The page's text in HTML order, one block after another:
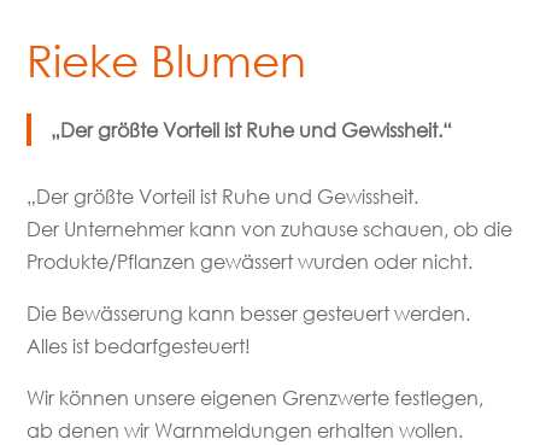
Rieke Blumen
„Der größte Vorteil ist Ruhe und Gewissheit.“
„Der größte Vorteil ist Ruhe und Gewissheit.
Der Unternehmer kann von zuhause schauen, ob die
Produkte/Pflanzen gewässert wurden oder nicht.
Die Bewässerung kann besser gesteuert werden.
Alles ist bedarfgesteuert!
Wir können unsere eigenen Grenzwerte festlegen,
ab denen wir Warnmeldungen erhalten wollen.